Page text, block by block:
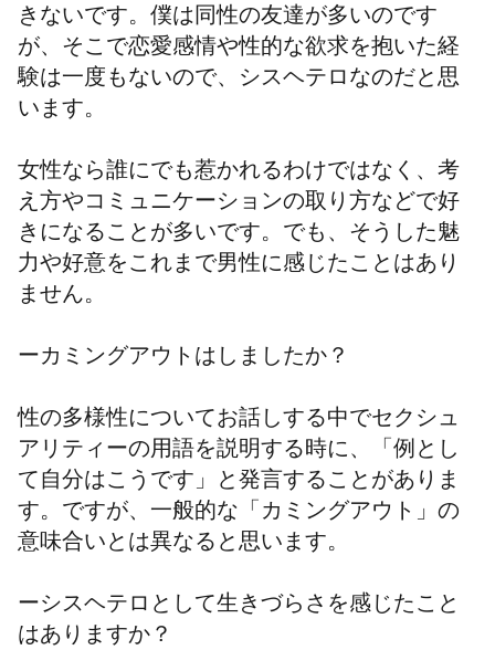
きないです。僕は同性の友達が多いのです
が、そこで恋愛感情や性的な欲求を抱いた経
験は一度もないので、シスヘテロなのだと思
います。
女性なら誰にでも惹かれるわけではなく、考
え方やコミュニケーションの取り方などで好
きになることが多いです。でも、そうした魅
力や好意をこれまで男性に感じたことはあり
ません。
ーカミングアウトはしましたか？
性の多様性についてお話しする中でセクシュ
アリティーの用語を説明する時に、「例とし
て自分はこうです」と発言することがありま
す。ですが、一般的な「カミングアウト」の
意味合いとは異なると思います。
ーシスヘテロとして生きづらさを感じたこと
はありますか？